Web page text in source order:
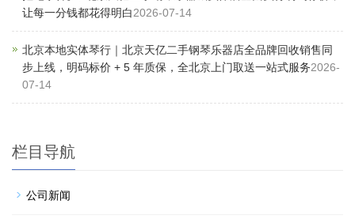
让每一分钱都花得明白2026-07-14
北京本地实体琴行｜北京天亿二手钢琴乐器店全品牌回收销售同
步上线，明码标价 + 5 年质保，全北京上门取送一站式服务2026-
07-14
栏目导航
公司新闻